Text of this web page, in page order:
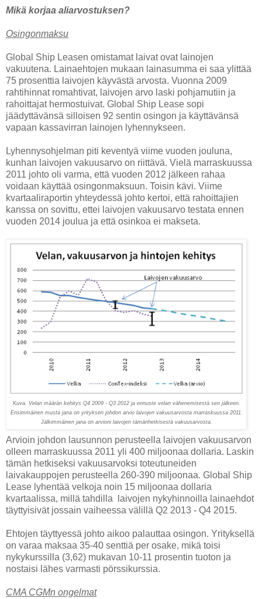
Mikä korjaa aliarvostuksen?
Osingonmaksu
Global Ship Leasen omistamat laivat ovat lainojen
vakuutena. Lainaehtojen mukaan lainasumma ei saa ylittää
75 prosenttia laivojen käyvästä arvosta. Vuonna 2009
rahtihinnat romahtivat, laivojen arvo laski pohjamutiin ja
rahoittajat hermostuivat. Global Ship Lease sopi
jäädyttävänsä silloisen 92 sentin osingon ja käyttävänsä
vapaan kassavirran lainojen lyhennykseen.
Lyhennysohjelman piti keventyä viime vuoden jouluna,
kunhan laivojen vakuusarvo on riittävä. Vielä marraskuussa
2011 johto oli varma, että vuoden 2012 jälkeen rahaa
voidaan käyttää osingonmaksuun. Toisin kävi. Viime
kvartaaliraportin yhteydessä johto kertoi, että rahoittajien
kanssa on sovittu, ettei laivojen vakuusarvo testata ennen
vuoden 2014 joulua ja että osinkoa ei makseta.
Kuva. Velan määrän kehitys Q4 2009 - Q3 2012 ja ennuste velan vähenemisestä sen jälkeen.
Ensimmäinen musta jana on yrityksen johdon arvio laivojen vakuusarvosta marraskuussa 2011.
Jälkimmäinen jana on arvioni laivojen tämänhetkisestä vakuusarvosta.
Arvioin johdon lausunnon perusteella laivojen vakuusarvon
olleen marraskuussa 2011 yli 400 miljoonaa dollaria. Laskin
tämän hetkiseksi vakuusarvoksi toteutuneiden
laivakauppojen perusteella 260-390 miljoonaa. Global Ship
Lease lyhentää velkoja noin 15 miljoonaa dollaria
kvartaalissa, millä tahdilla laivojen nykyhinnoilla lainaehdot
täyttyisivät jossain vaiheessa välillä Q2 2013 - Q4 2015.
Ehtojen täyttyessä johto aikoo palauttaa osingon. Yrityksellä
on varaa maksaa 35-40 senttiä per osake, mikä toisi
nykykurssilla (3,62) mukavan 10-11 prosentin tuoton ja
nostaisi lähes varmasti pörssikurssia.
CMA CGMn ongelmat